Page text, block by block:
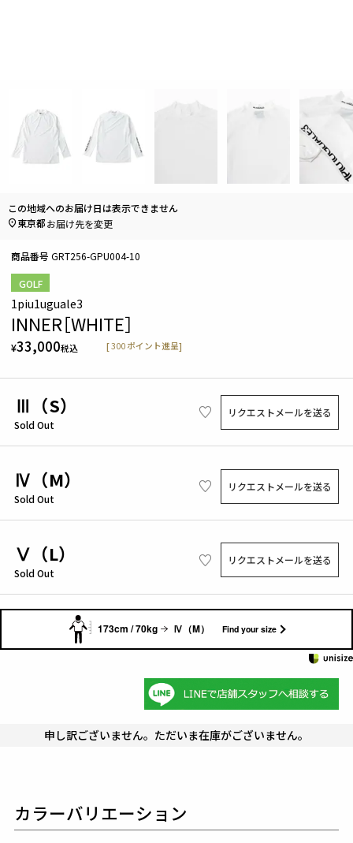
GOLF
1piu1uguale3
INNER［WHITE］
¥33,000税込 [300 ポイント進呈]
商品番号 GRT256-GPU004-10
Ⅲ（S）
Sold Out
リクエストメールを送る
Ⅳ（M）
Sold Out
リクエストメールを送る
Ⅴ（L）
Sold Out
リクエストメールを送る
173cm / 70kg Ⅳ（M） Find your size
この地域へのお届け日は表示できません
東京都お届け先を変更
申し訳ございません。ただいま在庫がございません。
カラーバリエーション